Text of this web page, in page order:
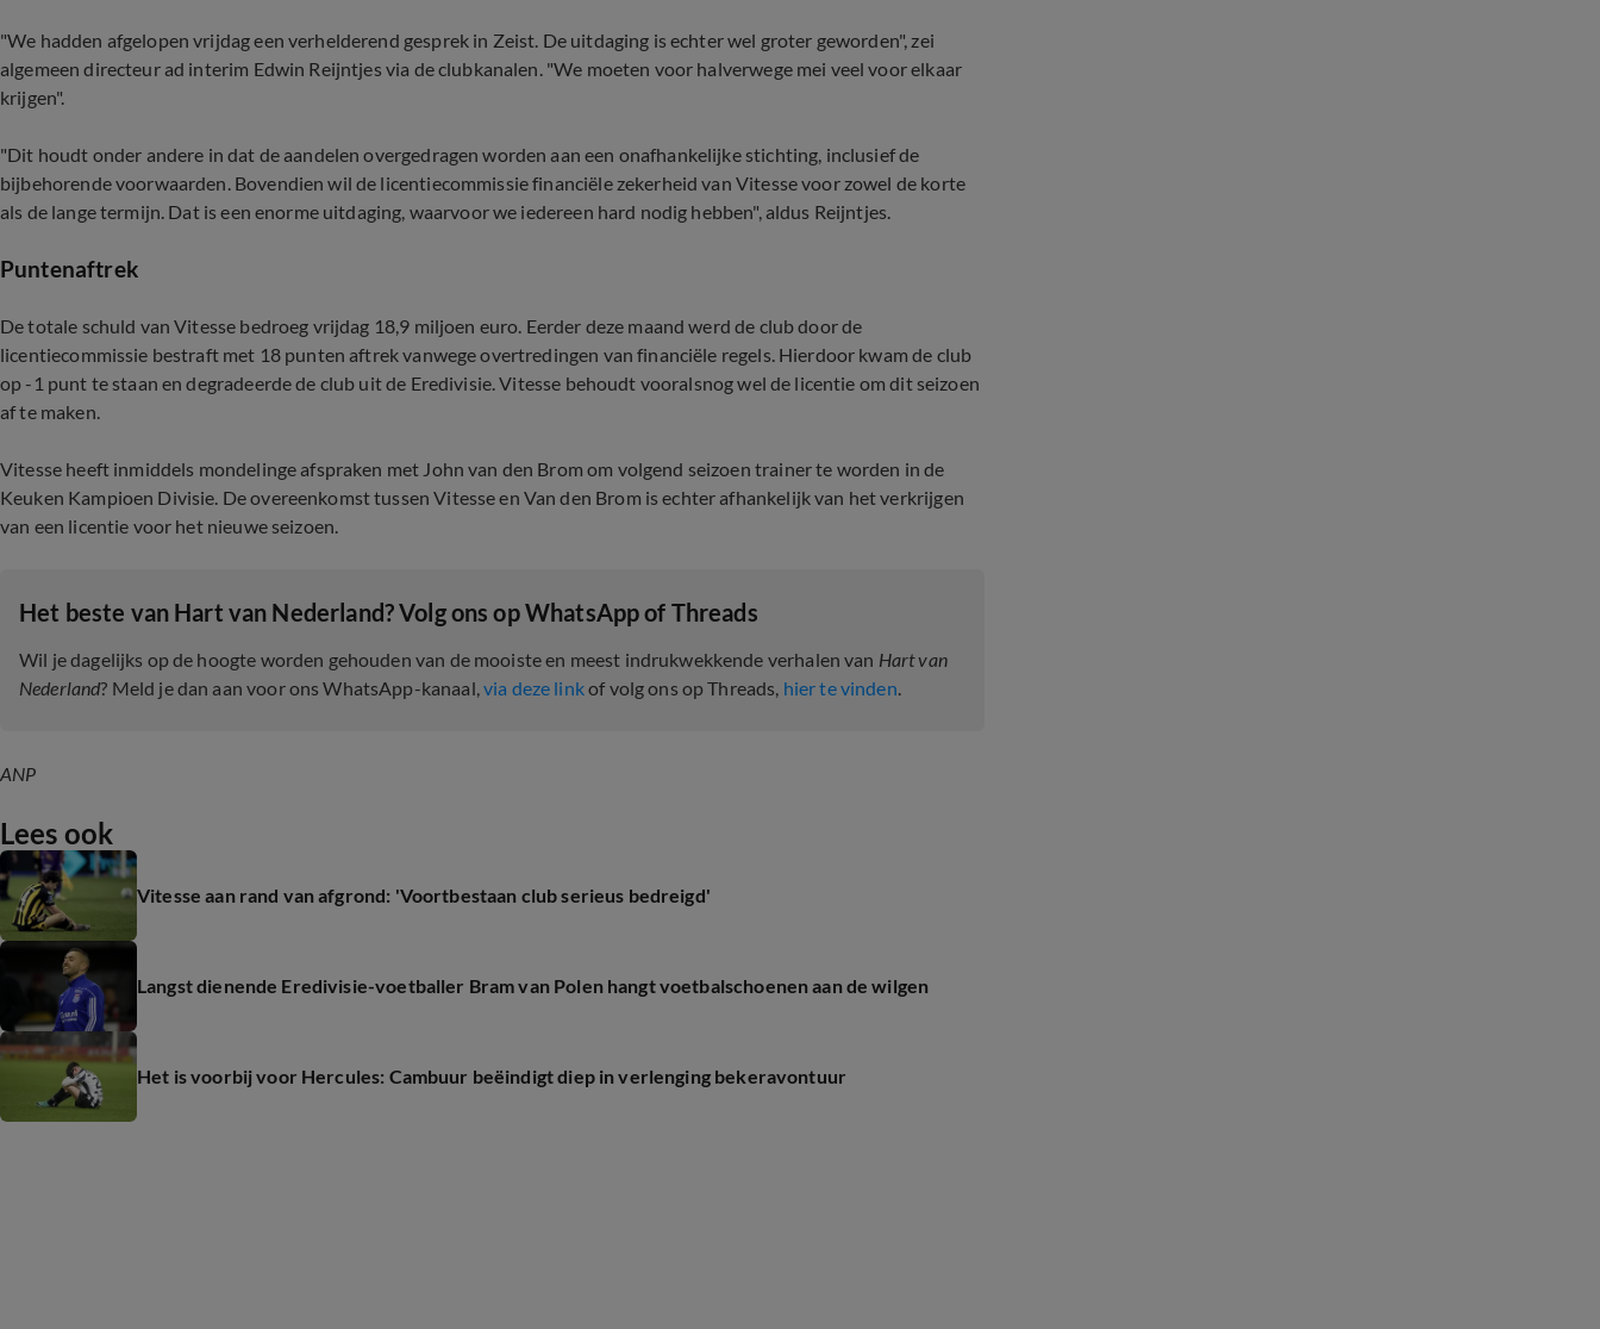
"We hadden afgelopen vrijdag een verhelderend gesprek in Zeist. De uitdaging is echter wel groter geworden", zei
algemeen directeur ad interim Edwin Reijntjes via de clubkanalen. "We moeten voor halverwege mei veel voor elkaar
krijgen".
"Dit houdt onder andere in dat de aandelen overgedragen worden aan een onafhankelijke stichting, inclusief de
bijbehorende voorwaarden. Bovendien wil de licentiecommissie financiële zekerheid van Vitesse voor zowel de korte
als de lange termijn. Dat is een enorme uitdaging, waarvoor we iedereen hard nodig hebben", aldus Reijntjes.
Puntenaftrek
De totale schuld van Vitesse bedroeg vrijdag 18,9 miljoen euro. Eerder deze maand werd de club door de
licentiecommissie bestraft met 18 punten aftrek vanwege overtredingen van financiële regels. Hierdoor kwam de club
op -1 punt te staan en degradeerde de club uit de Eredivisie. Vitesse behoudt vooralsnog wel de licentie om dit seizoen
af te maken.
Vitesse heeft inmiddels mondelinge afspraken met John van den Brom om volgend seizoen trainer te worden in de
Keuken Kampioen Divisie. De overeenkomst tussen Vitesse en Van den Brom is echter afhankelijk van het verkrijgen
van een licentie voor het nieuwe seizoen.
Het beste van Hart van Nederland? Volg ons op WhatsApp of Threads
Wil je dagelijks op de hoogte worden gehouden van de mooiste en meest indrukwekkende verhalen van Hart van
Nederland? Meld je dan aan voor ons WhatsApp-kanaal,via deze linkof volg ons op Threads, hier te vinden.
ANP
Lees ook
Vitesse aan rand van afgrond: 'Voortbestaan club serieus bedreigd'
Langst dienende Eredivisie-voetballer Bram van Polen hangt voetbalschoenen aan de wilgen
Het is voorbij voor Hercules: Cambuur beëindigt diep in verlenging bekeravontuur